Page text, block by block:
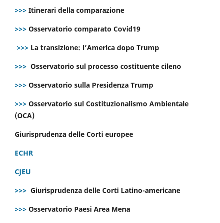
>>> Itinerari della comparazione
>>> Osservatorio comparato Covid19
>>> La transizione: l’America dopo Trump
>>> Osservatorio sul processo costituente cileno
>>> Osservatorio sulla Presidenza Trump
>>> Osservatorio sul Costituzionalismo Ambientale
(OCA)
Giurisprudenza delle Corti europee
ECHR
CJEU
>>> Giurisprudenza delle Corti Latino-americane
>>> Osservatorio Paesi Area Mena